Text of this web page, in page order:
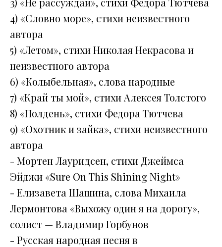
4) «Словно море», стихи неизвестного
автора
5) «Летом», стихи Николая Некрасова и
неизвестного автора
6) «Колыбельная», слова народные
7) «Край ты мой», стихи Алексея Толстого
8) «Полдень», стихи Федора Тютчева
9) «Охотник и зайка», стихи неизвестного
автора
- Мортен Лауридсен, стихи Джеймса
Эйджи «Sure On This Shining Night»
- Елизавета Шашина, слова Михаила
Лермонтова «Выхожу один я на дорогу»,
солист — Владимир Горбунов
- Русская народная песня в